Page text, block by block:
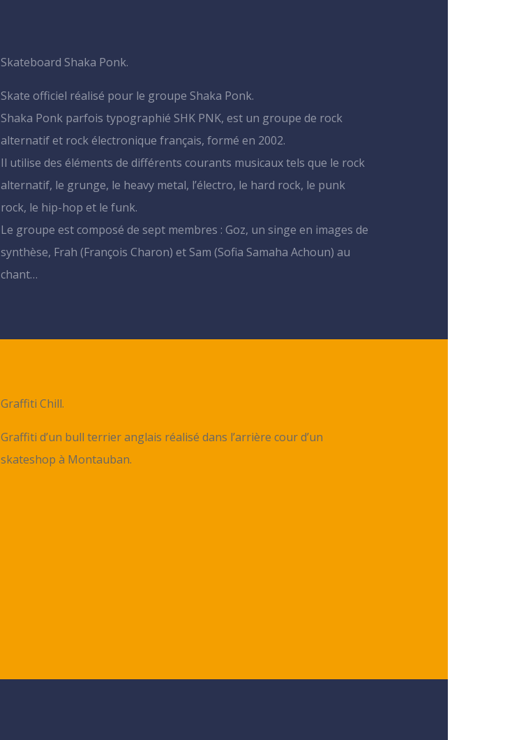
Skateboard Shaka Ponk.
Skate officiel réalisé pour le groupe Shaka Ponk.
Shaka Ponk parfois typographié SHK PNK, est un groupe de rock
alternatif et rock électronique français, formé en 2002.
Il utilise des éléments de différents courants musicaux tels que le rock
alternatif, le grunge, le heavy metal, l’électro, le hard rock, le punk
rock, le hip-hop et le funk.
Le groupe est composé de sept membres : Goz, un singe en images de
synthèse, Frah (François Charon) et Sam (Sofia Samaha Achoun) au
chant…
Graffiti Chill.
Graffiti d’un bull terrier anglais réalisé dans l’arrière cour d’un
skateshop à Montauban.